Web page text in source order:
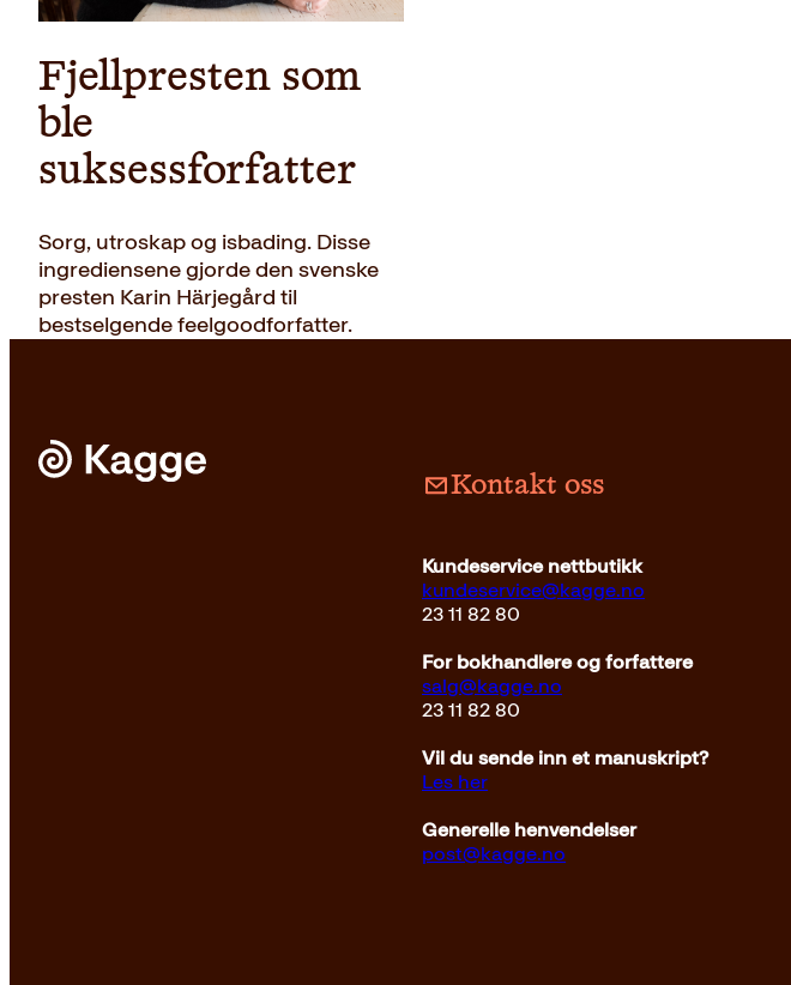
Fjellpresten som
ble
suksessforfatter
Sorg, utroskap og isbading. Disse
ingrediensene gjorde den svenske
presten Karin Härjegård til
bestselgende feelgoodforfatter.
Kontakt oss
Kundeservice nettbutikk
kundeservice@kagge.no
23 11 82 80
For bokhandlere og forfattere
salg@kagge.no
23 11 82 80
Vil du sende inn et manuskript?
Les her
Generelle henvendelser
post@kagge.no